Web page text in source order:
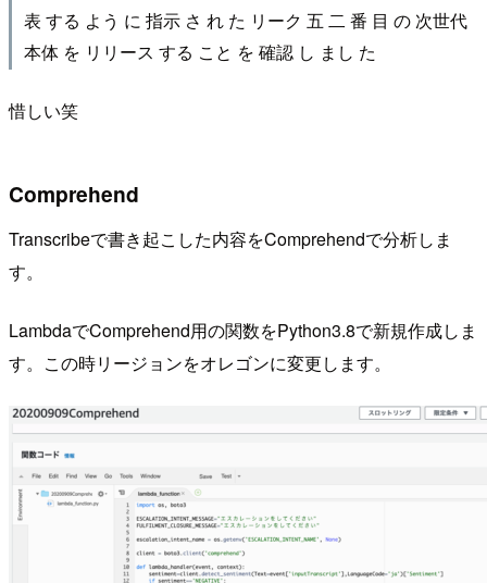
表 する よう に 指示 さ れ た リーク 五 二 番 目 の 次世代
本体 を リリース する こと を 確認 し まし た
惜しい笑
Comprehend
Transcribeで書き起こした内容をComprehendで分析しま
す。
LambdaでComprehend用の関数をPython3.8で新規作成しま
す。この時リージョンをオレゴンに変更します。